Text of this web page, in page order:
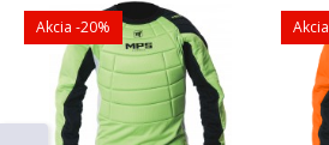
Akcia -20% Akcia